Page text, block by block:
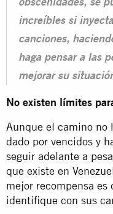
obscenidades, se
increíbles si
canciones,
haga pensar a las
mejorar su
No existen límites
Aunque el camino no
dado por vencidos y
seguir adelante a
que existe en
mejor recompensa
identifique con sus